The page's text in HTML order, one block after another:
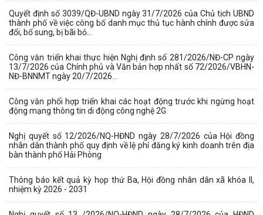
Quyết định số 3039/QĐ-UBND ngày 31/7/2026 của Chủ tịch UBND
thành phố về việc công bố danh mục thủ tục hành chính được sửa
đổi, bổ sung, bị bãi bỏ...
Công văn triển khai thực hiện Nghị định số 281/2026/NĐ-CP ngày
13/7/2026 của Chính phủ và Văn bản hợp nhất số 72/2026/VBHN-
NĐ-BNNMT ngày 20/7/2026...
Công văn phối hợp triển khai các hoạt động trước khi ngừng hoạt
động mạng thông tin di động công nghệ 2G
Nghị quyết số 12/2026/NQ-HĐND ngày 28/7/2026 của Hội đồng
nhân dân thành phố quy định về lệ phí đăng ký kinh doanh trên địa
bàn thành phố Hải Phòng
Thông báo kết quả kỳ họp thứ Ba, Hội đồng nhân dân xã khóa II,
nhiệm kỳ 2026 - 2031